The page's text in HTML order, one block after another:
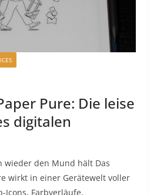
Pure: Die leise
digitalen
wieder den Mund hält Das
wirkt in einer Gerätewelt voller
Icons, Farbverläufe,